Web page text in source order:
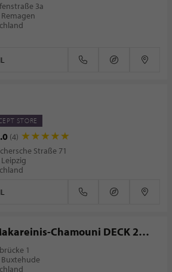
3a
STORE
(4)
Straße 71
Chamouni DECK 2
1
Buxtehude